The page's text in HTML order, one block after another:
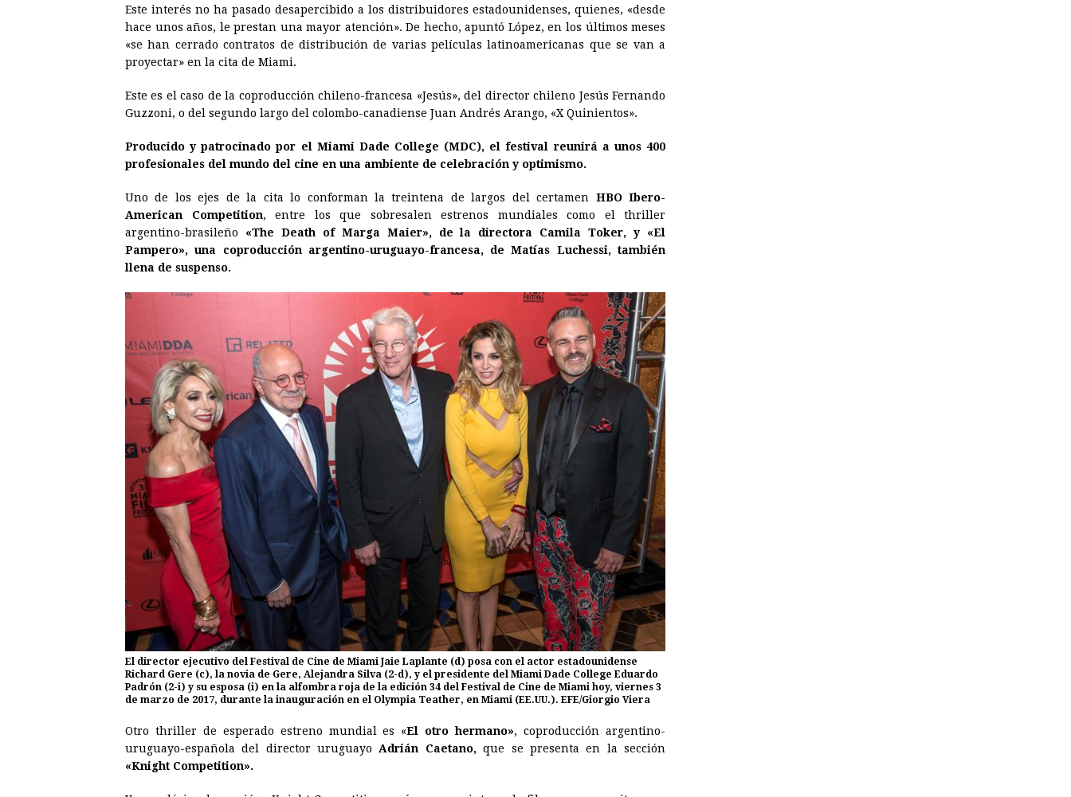
Este interés no ha pasado desapercibido a los distribuidores estadounidenses, quienes, «desde
hace unos años, le prestan una mayor atención». De hecho, apuntó López, en los últimos meses
«se han cerrado contratos de distribución de varias películas latinoamericanas que se van a
proyectar» en la cita de Miami.
Este es el caso de la coproducción chileno-francesa «Jesús», del director chileno Jesús Fernando
Guzzoni, o del segundo largo del colombo-canadiense Juan Andrés Arango, «X Quinientos».
Producido y patrocinado por el Miami Dade College (MDC), el festival reunirá a unos 400
profesionales del mundo del cine en una ambiente de celebración y optimismo.
Uno de los ejes de la cita lo conforman la treintena de largos del certamen HBO Ibero-
American Competition, entre los que sobresalen estrenos mundiales como el thriller
argentino-brasileño «The Death of Marga Maier», de la directora Camila Toker, y «El
Pampero», una coproducción argentino-uruguayo-francesa, de Matías Luchessi, también
llena de suspenso.
El director ejecutivo del Festival de Cine de Miami Jaie Laplante (d) posa con el actor estadounidense
Richard Gere (c), la novia de Gere, Alejandra Silva (2-d), y el presidente del Miami Dade College Eduardo
Padrón (2-i) y su esposa (i) en la alfombra roja de la edición 34 del Festival de Cine de Miami hoy, viernes 3
de marzo de 2017, durante la inauguración en el Olympia Teather, en Miami (EE.UU.). EFE/Giorgio Viera
Otro thriller de esperado estreno mundial es «El otro hermano», coproducción argentino-
uruguayo-española del director uruguayo Adrián Caetano, que se presenta en la sección
«Knight Competition».